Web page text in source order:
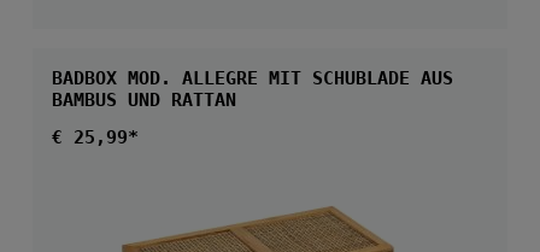
BADBOX MOD. ALLEGRE MIT SCHUBLADE AUS
BAMBUS UND RATTAN
Regulärer Preis:
€ 25,99*